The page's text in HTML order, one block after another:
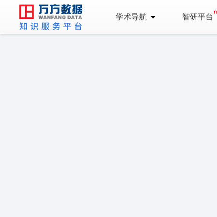
学术导航 智研平台